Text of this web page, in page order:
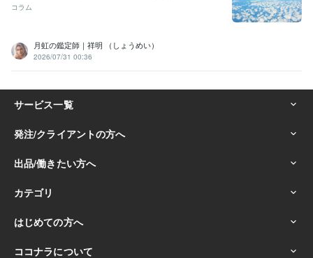
コラム
月虹の鑑定師｜祥明 （しょうめい）
2026/07/31 00:36